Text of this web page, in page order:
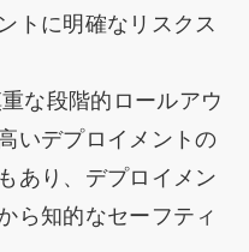
トに明確なリスクス
重な段階的ロールアウ
いデプロイメントの
あり、デプロイメン
ら知的なセーフティ